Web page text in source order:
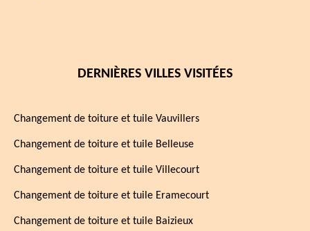
DERNIÈRES VILLES VISITÉES
Changement de toiture et tuile Vauvillers
Changement de toiture et tuile Belleuse
Changement de toiture et tuile Villecourt
Changement de toiture et tuile Eramecourt
Changement de toiture et tuile Baizieux